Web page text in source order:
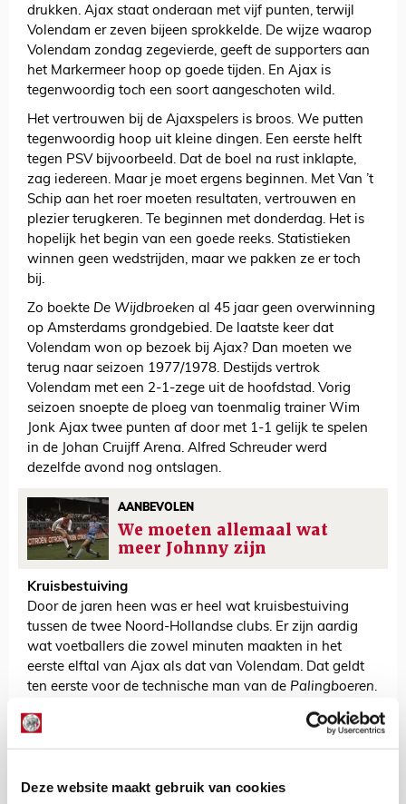
Deze website maakt gebruik van cookies
drukken. Ajax staat onderaan met vijf punten, terwijl
Volendam er zeven bijeen sprokkelde. De wijze waarop
Volendam zondag zegevierde, geeft de supporters aan
het Markermeer hoop op goede tijden. En Ajax is
tegenwoordig toch een soort aangeschoten wild.
Het vertrouwen bij de Ajaxspelers is broos. We putten
tegenwoordig hoop uit kleine dingen. Een eerste helft
tegen PSV bijvoorbeeld. Dat de boel na rust inklapte,
zag iedereen. Maar je moet ergens beginnen. Met Van ’t
Schip aan het roer moeten resultaten, vertrouwen en
plezier terugkeren. Te beginnen met donderdag. Het is
hopelijk het begin van een goede reeks. Statistieken
winnen geen wedstrijden, maar we pakken ze er toch
bij.
Zo boekte De Wijdbroeken al 45 jaar geen overwinning
op Amsterdams grondgebied. De laatste keer dat
Volendam won op bezoek bij Ajax? Dan moeten we
terug naar seizoen 1977/1978. Destijds vertrok
Volendam met een 2-1-zege uit de hoofdstad. Vorig
seizoen snoepte de ploeg van toenmalig trainer Wim
Jonk Ajax twee punten af door met 1-1 gelijk te spelen
in de Johan Cruijff Arena. Alfred Schreuder werd
dezelfde avond nog ontslagen.
AANBEVOLEN
We moeten allemaal wat
meer Johnny zijn
Kruisbestuiving
Door de jaren heen was er heel wat kruisbestuiving
tussen de twee Noord-Hollandse clubs. Er zijn aardig
wat voetballers die zowel minuten maakten in het
eerste elftal van Ajax als dat van Volendam. Dat geldt
ten eerste voor de technische man van de Palingboeren.
Jonk is een van de bekendste voorbeelden. Hij speelde
van 1986 tot 1988 in het oranje. Vervolgens trok hij het
wit-rood-wit van 1988 tot en met 1993 over de
Natuurlijks mogen de gebroeders Mühren niet